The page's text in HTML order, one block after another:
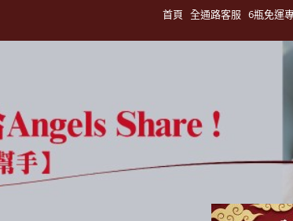
首頁 全通路客服 6瓶免運